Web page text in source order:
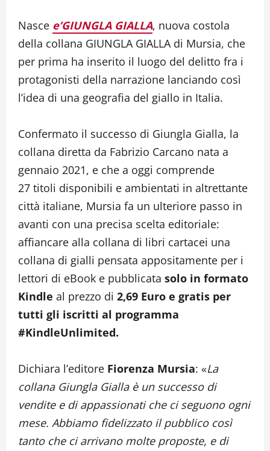
Nasce e’GIUNGLA GIALLA, nuova costola
della collana GIUNGLA GIALLA di Mursia, che
per prima ha inserito il luogo del delitto fra i
protagonisti della narrazione lanciando così
l’idea di una geografia del giallo in Italia.
Confermato il successo di Giungla Gialla, la
collana diretta da Fabrizio Carcano nata a
gennaio 2021, e che a oggi comprende
27 titoli disponibili e ambientati in altrettante
città italiane, Mursia fa un ulteriore passo in
avanti con una precisa scelta editoriale:
affiancare alla collana di libri cartacei una
collana di gialli pensata appositamente per i
lettori di eBook e pubblicata solo in formato
Kindle al prezzo di 2,69 Euro e gratis per
tutti gli iscritti al programma
#KindleUnlimited.
Dichiara l’editore Fiorenza Mursia: «La
collana Giungla Gialla è un successo di
vendite e di appassionati che ci seguono ogni
mese. Abbiamo fidelizzato il pubblico così
tanto che ci arrivano molte proposte, e di